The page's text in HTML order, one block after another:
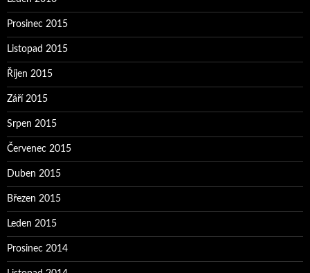
Prosinec 2015
Listopad 2015
Říjen 2015
Září 2015
Srpen 2015
Červenec 2015
Duben 2015
Březen 2015
Leden 2015
Prosinec 2014